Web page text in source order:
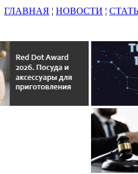
ГЛАВНАЯ ¦ НОВОСТИ ¦